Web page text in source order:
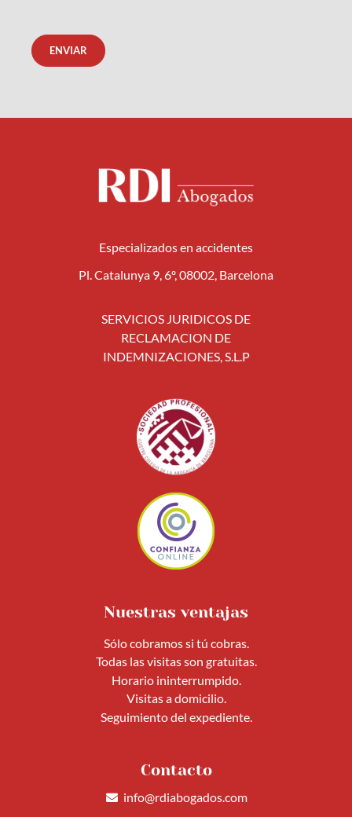
Especializados en accidentes
Pl. Catalunya 9, 6º, 08002, Barcelona
SERVICIOS JURIDICOS DE
RECLAMACION DE
INDEMNIZACIONES, S.L.P
Nuestras ventajas
Sólo cobramos si tú cobras.
Todas las visitas son gratuitas.
Horario ininterrumpido.
Visitas a domicilio.
Seguimiento del expediente.
Contacto
info@rdiabogados.com